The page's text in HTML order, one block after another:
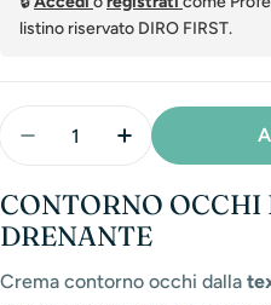
listino riservato DIRO FIRST.
Diminuisci La Quantità
Aumenta La
CONTORNO OCCHI
DRENANTE
Crema contorno occhi dalla